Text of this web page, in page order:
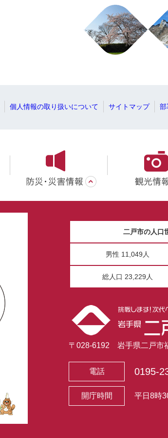
個人情報の取り扱いについて サイトマップ 部
二戸市の人口
男性 11,049人
総人口 23,229人
〒028-6192 岩手県二戸市
電話 0195-
開庁時間 平日8時